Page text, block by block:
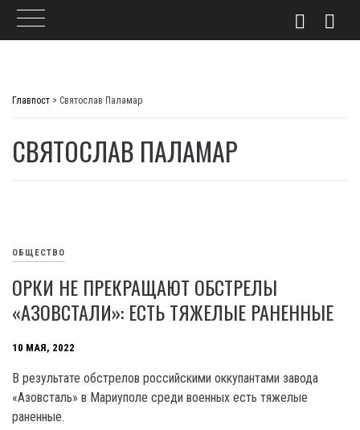
Главпост > Святослав Паламар
СВЯТОСЛАВ ПАЛАМАР
ОБЩЕСТВО
ОРКИ НЕ ПРЕКРАЩАЮТ ОБСТРЕЛЫ
«АЗОВСТАЛИ»: ЕСТЬ ТЯЖЕЛЫЕ РАНЕННЫЕ
10 МАЯ, 2022
В результате обстрелов российскими оккупантами завода
«Азовсталь» в Мариуполе среди военных есть тяжелые
раненные.